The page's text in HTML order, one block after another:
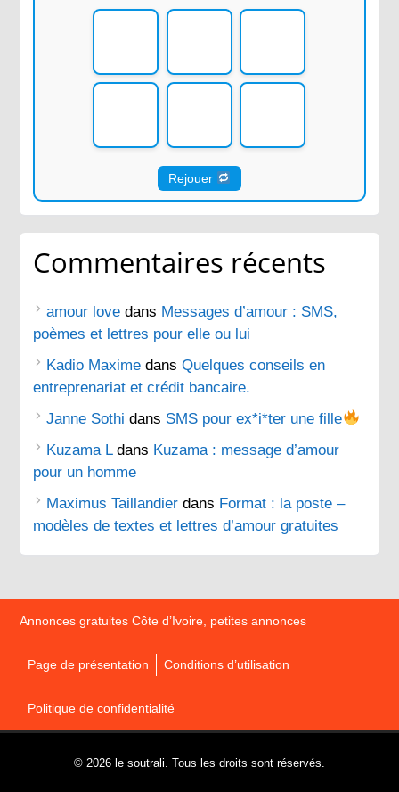
Rejouer
Commentaires récents
amour love dans Messages d’amour : SMS,
poèmes et lettres pour elle ou lui
Kadio Maxime dansQuelques conseils en
entreprenariat et crédit bancaire.
Janne Sothi dans SMS pour ex*i*ter une fille
Kuzama Ldans Kuzama : message d’amour
pour un homme
Maximus Taillandier dans Format : la poste –
modèles de textes et lettres d’amour gratuites
Annonces gratuites Côte d’Ivoire, petites annonces
Page de présentation Conditions d’utilisation
Politique de confidentialité
© 2026 le soutrali. Tous les droits sont réservés.